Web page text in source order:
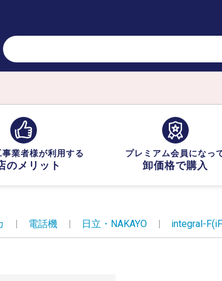
業者様が利用する
のメリット
プレミアム会員になっ
卸価格で購入
| 電話機 | 日立・NAKAYO | integral-